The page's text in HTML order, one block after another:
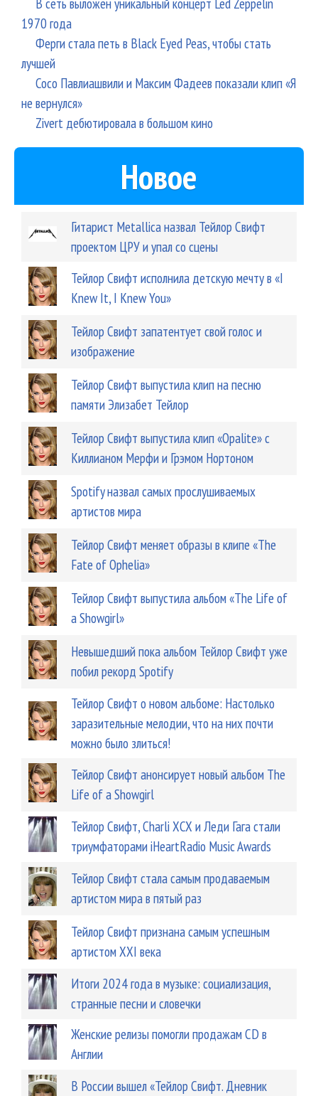
1970 года
Ферги стала петь в Black Eyed Peas, чтобы стать
лучшей
Сосо Павлиашвили и Максим Фадеев показали клип «Я
не вернулся»
Zivert дебютировала в большом кино
Новое
Гитарист Metallica назвал Тейлор Свифт
проектом ЦРУ и упал со сцены
Тейлор Свифт исполнила детскую мечту в «I
Knew It, I Knew You»
Тейлор Свифт запатентует свой голос и
изображение
Тейлор Свифт выпустила клип на песню
памяти Элизабет Тейлор
Тейлор Свифт выпустила клип «Opalite» с
Киллианом Мерфи и Грэмом Нортоном
Spotify назвал самых прослушиваемых
артистов мира
Тейлор Свифт меняет образы в клипе «The
Fate of Ophelia»
Тейлор Свифт выпустила альбом «The Life of
a Showgirl»
Невышедший пока альбом Тейлор Свифт уже
побил рекорд Spotify
Тейлор Свифт о новом альбоме: Настолько
заразительные мелодии, что на них почти
можно было злиться!
Тейлор Свифт анонсирует новый альбом The
Life of a Showgirl
Тейлор Свифт, Charli XCX и Леди Гага стали
триумфаторами iHeartRadio Music Awards
Тейлор Свифт стала самым продаваемым
артистом мира в пятый раз
Тейлор Свифт признана самым успешным
артистом XXI века
Итоги 2024 года в музыке: социализация,
странные песни и словечки
Женские релизы помогли продажам CD в
Англии
В России вышел «Тейлор Свифт. Дневник